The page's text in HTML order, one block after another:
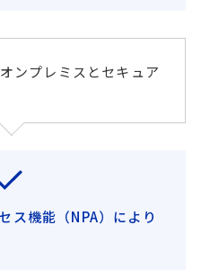
ンプレミスとセキュア
ス機能（NPA）により